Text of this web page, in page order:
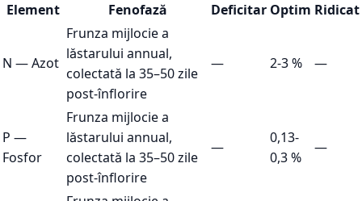
Element
Fenofază Deficitar Optim Ridicat
N —Azot
Frunza mijlocie a
lăstarului annual,
colectată la 35–50 zile
post-înflorire
— 2-3 % —
P —
Fosfor
Frunza mijlocie a
lăstarului annual,
colectată la 35–50 zile
post-înflorire
—
0,13-
0,3 %
—